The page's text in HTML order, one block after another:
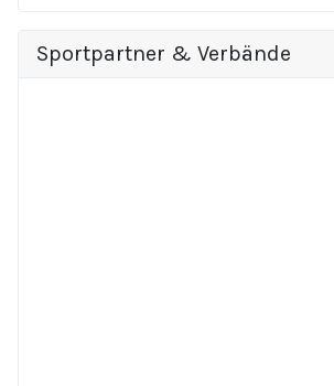
Sportpartner & Verbände